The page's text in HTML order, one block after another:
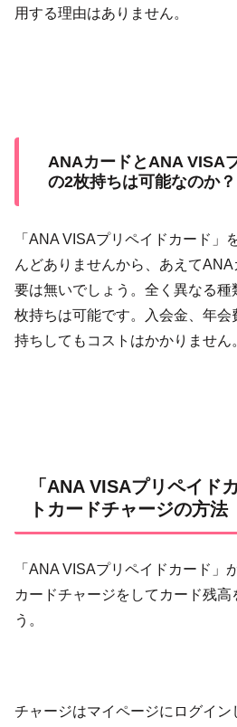
用する理由はありません。
ANAカードとANA VISA
の2枚持ちは可能なのか？
「ANA VISAプリペイドカード」
んどありませんから、あえて
要は無いでしょう。全く異なる
枚持ちは可能です。入会金、年
持ちしてもコストはかかりません
「ANA VISAプリペイド
トカードチャージの方法
「ANA VISAプリペイドカード」
カードチャージをしてカード残高
う。
チャージはマイページにログイン